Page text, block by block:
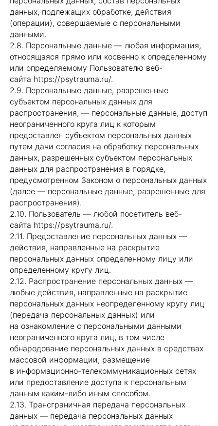
данных, подлежащих обработке, действия
(операции), совершаемые с персональными
данными.
2.8. Персональные данные — любая информация,
относящаяся прямо или косвенно к определенному
или определяемому Пользователю веб-
сайта https://psytrauma.ru/.
2.9. Персональные данные, разрешенные
субъектом персональных данных для
распространения, — персональные данные, доступ
неограниченного круга лиц к которым
предоставлен субъектом персональных данных
путем дачи согласия на обработку персональных
данных, разрешенных субъектом персональных
данных для распространения в порядке,
предусмотренном Законом о персональных данных
(далее — персональные данные, разрешенные для
распространения).
2.10. Пользователь — любой посетитель веб-
сайта https://psytrauma.ru/.
2.11. Предоставление персональных данных —
действия, направленные на раскрытие
персональных данных определенному лицу или
определенному кругу лиц.
2.12. Распространение персональных данных —
любые действия, направленные на раскрытие
персональных данных неопределенному кругу лиц
(передача персональных данных) или
на ознакомление с персональными данными
неограниченного круга лиц, в том числе
обнародование персональных данных в средствах
массовой информации, размещение
в информационно-телекоммуникационных сетях
или предоставление доступа к персональным
данным каким-либо иным способом.
2.13. Трансграничная передача персональных
данных — передача персональных данных